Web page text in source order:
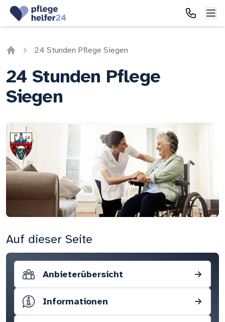
24 Stunden Pflege Siegen
24 Stunden Pflege
Siegen
Auf dieser Seite
Anbieterübersicht →
Informationen →